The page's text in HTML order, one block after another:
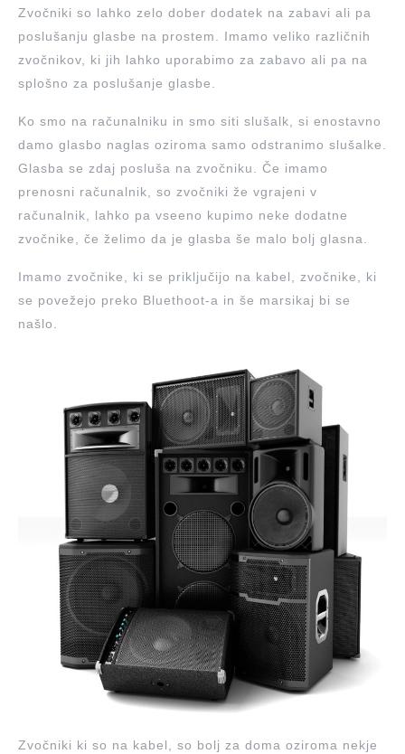
Zvočniki so lahko zelo dober dodatek na zabavi ali pa
poslušanju glasbe na prostem. Imamo veliko različnih
zvočnikov, ki jih lahko uporabimo za zabavo ali pa na
splošno za poslušanje glasbe.
Ko smo na računalniku in smo siti slušalk, si enostavno
damo glasbo naglas oziroma samo odstranimo slušalke.
Glasba se zdaj posluša na zvočniku. Če imamo
prenosni računalnik, so zvočniki že vgrajeni v
računalnik, lahko pa vseeno kupimo neke dodatne
zvočnike, če želimo da je glasba še malo bolj glasna.
Imamo zvočnike, ki se priključijo na kabel, zvočnike, ki
se povežejo preko Bluethoot-a in še marsikaj bi se
našlo.
Zvočniki ki so na kabel, so bolj za doma oziroma nekje